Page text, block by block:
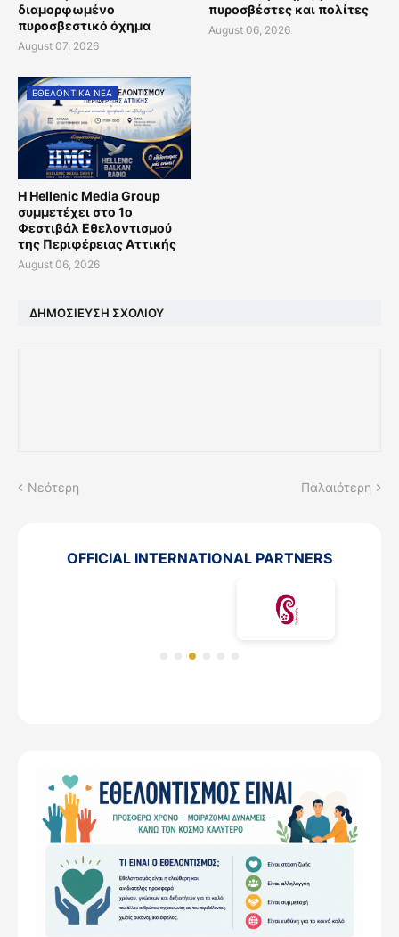
διαμορφωμένο
πυροσβεστικό όχημα
August 07, 2026
πυροσβέστες και πολίτες
August 06, 2026
ΕΘΕΛΟΝΤΙΚΑ ΝΕΑ
Η Hellenic Media Group
συμμετέχει στο 1ο
Φεστιβάλ Εθελοντισμού
της Περιφέρειας Αττικής
August 06, 2026
ΔΗΜΟΣΊΕΥΣΗ ΣΧΟΛΊΟΥ
Νεότερη Παλαιότερη
OFFICIAL INTERNATIONAL PARTNERS